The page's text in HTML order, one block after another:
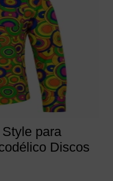
para
Discos